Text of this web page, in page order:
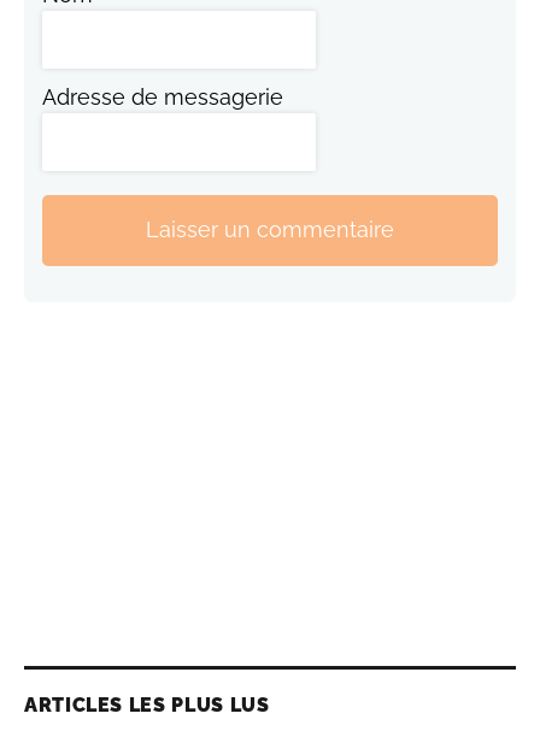
Adresse de messagerie
Laisser un commentaire
ARTICLES LES PLUS LUS